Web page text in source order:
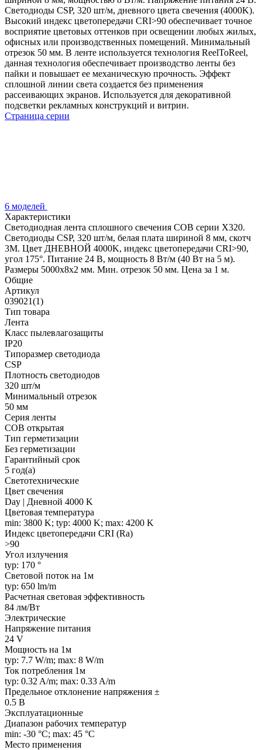
Светодиоды CSP, 320 шт/м, дневного цвета свечения (4000K).
Высокий индекс цветопередачи CRI>90 обеспечивает точное
восприятие цветовых оттенков при освещении любых жилых,
офисных или производственных помещений. Минимальный
отрезок 50 мм. В ленте используется технология ReelToReel,
данная технология обеспечивает производство ленты без
пайки и повышает ее механическую прочность. Эффект
сплошной линии света создается без применения
рассеивающих экранов. Используется для декоративной
подсветки рекламных конструкций и витрин.
Страница серии
6 моделей
Характеристики
Светодиодная лента сплошного свечения COB серии X320.
Светодиоды CSP, 320 шт/м, белая плата шириной 8 мм, скотч
3M. Цвет ДНЕВНОЙ 4000K, индекс цветопередачи CRI>90,
угол 175°. Питание 24 В, мощность 8 Вт/м (40 Вт на 5 м).
Размеры 5000х8х2 мм. Мин. отрезок 50 мм. Цена за 1 м.
Общие
Артикул
039021(1)
Тип товара
Лента
Класс пылевлагозащиты
IP20
Типоразмер светодиода
CSP
Плотность светодиодов
320 шт/м
Минимальный отрезок
50 мм
Серия ленты
COB открытая
Тип герметизации
Без герметизации
Гарантийный срок
5 год(а)
Светотехнические
Цвет свечения
Day | Дневной 4000 K
Цветовая температура
min: 3800 K; typ: 4000 K; max: 4200 K
Индекс цветопередачи CRI (Ra)
>90
Угол излучения
typ: 170 °
Световой поток на 1м
typ: 650 lm/m
Расчетная световая эффективность
84 лм/Вт
Электрические
Напряжение питания
24 V
Мощность на 1м
typ: 7.7 W/m; max: 8 W/m
Ток потребления 1м
typ: 0.32 A/m; max: 0.33 A/m
Предельное отклонение напряжения ±
0.5 В
Эксплуатационные
Диапазон рабочих температур
min: -30 °C; max: 45 °C
Место применения